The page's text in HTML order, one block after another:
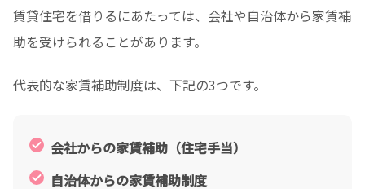
賃貸住宅を借りるにあたっては、会社や自治体から家賃補
助を受けられることがあります。
代表的な家賃補助制度は、下記の3つです。
会社からの家賃補助（住宅手当）
自治体からの家賃補助制度